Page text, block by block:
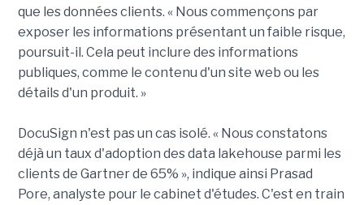
que les données clients. « Nous commençons par
exposer les informations présentant un faible risque,
poursuit-il. Cela peut inclure des informations
publiques, comme le contenu d'un site web ou les
détails d'un produit. »
DocuSign n'est pas un cas isolé. « Nous constatons
déjà un taux d'adoption des data lakehouse parmi les
clients de Gartner de 65% », indique ainsi Prasad
Pore, analyste pour le cabinet d'études. C'est en train